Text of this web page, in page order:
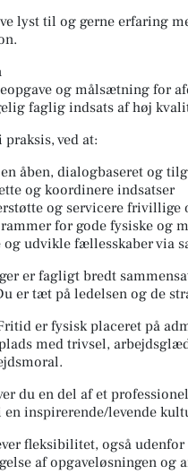
lyst til og gerne erfaring
og målsætning for
faglig indsats af høj
ved at:
åben, dialogbaseret og
og koordinere indsatser
og servicere
for gode fysiske og
og udvikle fællesskaber via
er fagligt bredt
er tæt på ledelsen og de
er fysisk placeret på
med trivsel,
du en del af et
en inspirerende/levende
fleksibilitet, også
af opgaveløsningen og